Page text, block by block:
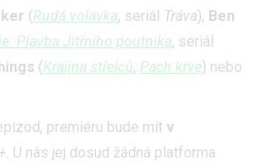
(Rudá volavka, seriál Tráva), Ben
Plavba Jitřního poutníka, seriál
(Krajina střelců, Pach krve) nebo
premiéru bude mít v
. U nás jej dosud žádná platforma